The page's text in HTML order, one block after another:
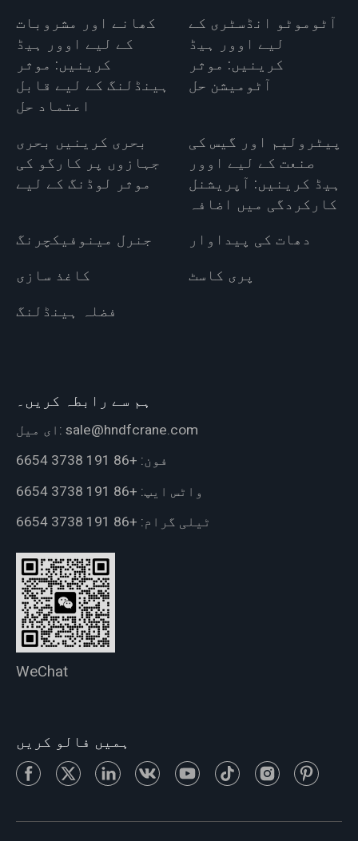
کھانے اور مشروبات
کے لیے اوور ہیڈ
کرینیں: موثر
ہینڈلنگ کے لیے قابل
اعتماد حل
آٹوموٹو انڈسٹری کے
لیے اوور ہیڈ
کرینیں: موثر
آٹومیشن حل
بحری کرینیں بحری
جہازوں پر کارگو کی
موثر لوڈنگ کے لیے
پیٹرولیم اور گیس کی
صنعت کے لیے اوور
ہیڈ کرینیں: آپریشنل
کارکردگی میں اضافہ
جنرل مینوفیکچرنگ
دھات کی پیداوار
کاغذ سازی
پری کاسٹ
فضلہ ہینڈلنگ
ہم سے رابطہ کریں۔
ای میل: sale@hndfcrane.com
فون: +86 191 3738 6654
واٹس ایپ: +86 191 3738 6654
ٹیلی گرام: +86 191 3738 6654
WeChat
ہمیں فالو کریں